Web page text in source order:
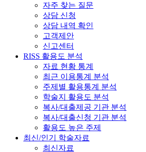
자주 찾는 질문
상담 신청
상담 내역 확인
고객제안
신고센터
RISS 활용도 분석
자료 현황 통계
최근 이용통계 분석
주제별 활용통계 분석
학술지 활용도 분석
복사/대출제공 기관 분석
복사/대출신청 기관 분석
활용도 높은 주제
최신/인기 학술자료
최신자료